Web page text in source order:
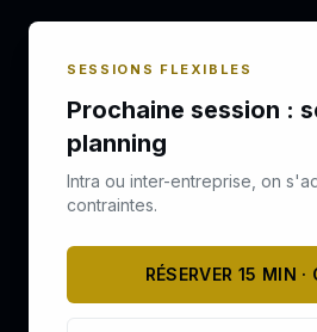
SESSIONS FLEXIBLES
Prochaine session :
planning
Intra ou inter-entreprise, on
contraintes.
RÉSERVER 15 MIN ·